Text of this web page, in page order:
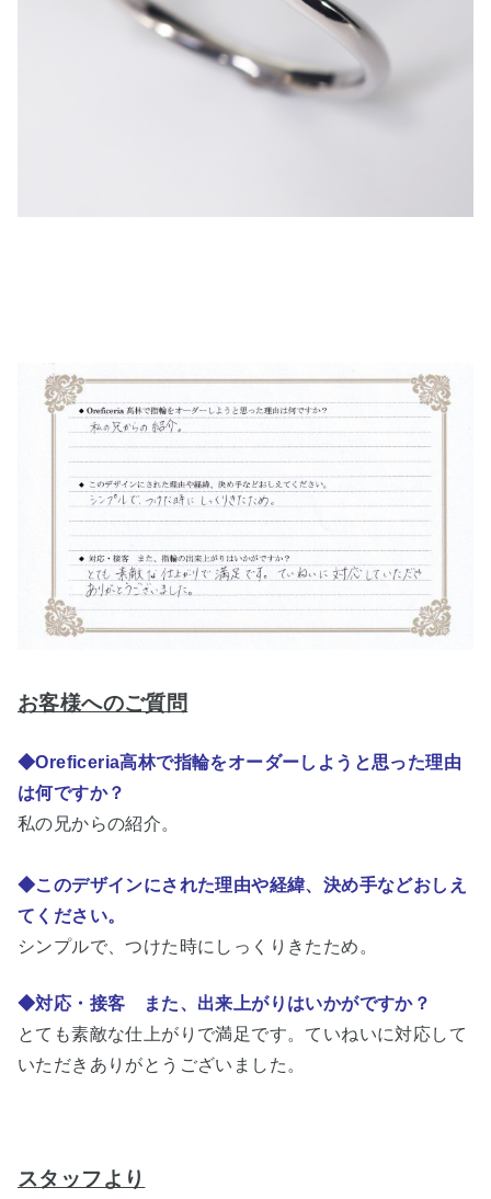
お客様へのご質問
◆Oreficeria高林で指輪をオーダーしようと思った理由
は何ですか？
私の兄からの紹介。
◆このデザインにされた理由や経緯、決め手などおしえ
てください。
シンプルで、つけた時にしっくりきたため。
◆対応・接客 また、出来上がりはいかがですか？
とても素敵な仕上がりで満足です。ていねいに対応して
いただきありがとうございました。
スタッフより